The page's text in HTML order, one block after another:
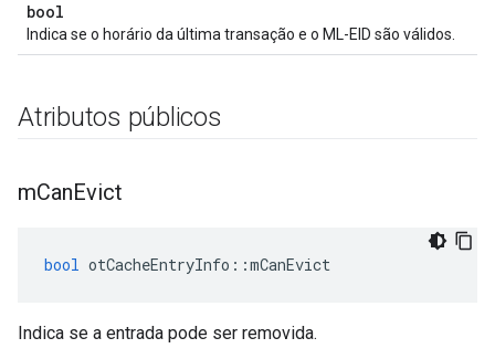
bool
Indica se o horário da última transação e o ML-EID são válidos.
Atributos públicos
mCanEvict
bool otCacheEntryInfo ::mCanEvict
Indica se a entrada pode ser removida.